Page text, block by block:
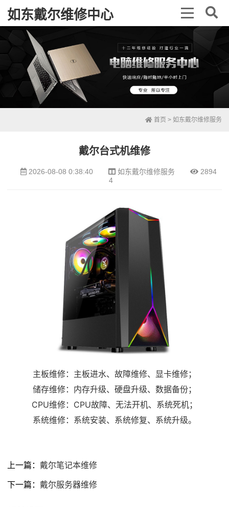
如东戴尔维修中心
首页 > 如东戴尔维修服务
戴尔台式机维修
2026-08-08 0:38:40 如东戴尔维修服务
2894
4
主板维修：主板进水、故障维修、显卡维修；
储存维修：内存升级、硬盘升级、数据备份；
CPU维修：CPU故障、无法开机、系统死机；
系统维修：系统安装、系统修复、系统升级。
上一篇： 戴尔笔记本维修
下一篇： 戴尔服务器维修